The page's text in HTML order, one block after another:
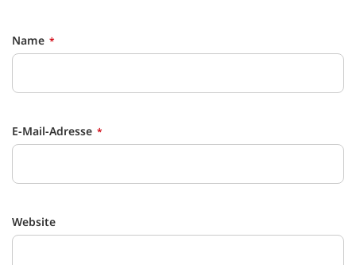
Name
E-Mail-Adresse
Website